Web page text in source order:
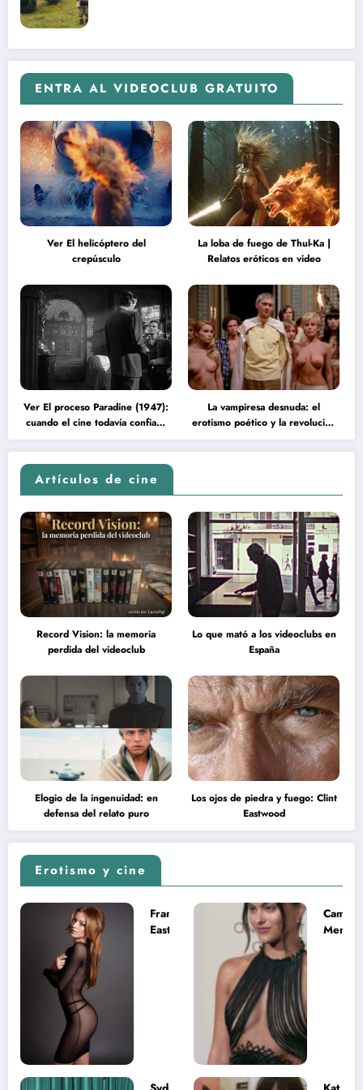
ENTRA AL VIDEOCLUB GRATUITO
Ver El helicóptero del
crepúsculo
La loba de fuego de Thul-Ka |
Relatos eróticos en video
Ver El proceso Paradine (1947):
cuando el cine todavía confiaba
en la inteligencia del espectador
La vampiresa desnuda: el
erotismo poético y la revolución
psicodélica de Jean Rollin
Artículos de cine
Record Vision: la memoria
perdida del videoclub
Lo que mató a los videoclubs en
España
Elogio de la ingenuidad: en
defensa del relato puro
Los ojos de piedra y fuego: Clint
Eastwood
Erotismo y cine
Francesca
Eastwood y
Camila
Mendes